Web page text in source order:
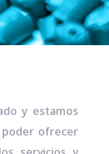
y estamos
ofrecer